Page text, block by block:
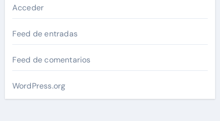
Acceder
Feed de entradas
Feed de comentarios
WordPress.org